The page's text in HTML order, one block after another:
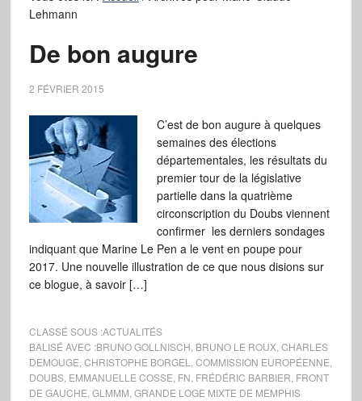
Lehmann
De bon augure
2 FÉVRIER 2015
C’est de bon augure à quelques
semaines des élections
départementales, les résultats du
premier tour de la législative
partielle dans la quatrième
circonscription du Doubs viennent
confirmer les derniers sondages
indiquant que Marine Le Pen a le vent en poupe pour
2017. Une nouvelle illustration de ce que nous disions sur
ce blogue, à savoir […]
CLASSÉ SOUS :ACTUALITÉS
BALISÉ AVEC :BRUNO GOLLNISCH BRUNO LE ROUX, CHARLES
DEMOUGE CHRISTOPHE BORGEL COMMISSION EUROPÉENNE
DOUBS, EMMANUELLE COSSE FN FRÉDÉRIC BARBIER FRONT
DE GAUCHE GLMMM GRANDE LOGE MIXTE DE MEMPHIS